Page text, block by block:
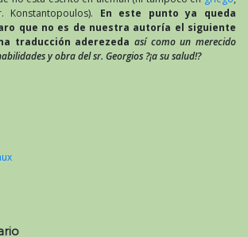
En este punto ya queda
que no es de nuestra autoría el siguiente
traducción aderezeda así como un merecido
y obra del sr. Georgios ?¡a su salud!?